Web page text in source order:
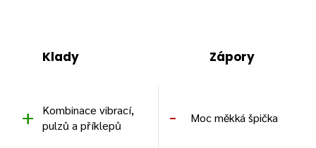
Klady Zápory
Kombinace vibrací,
pulzů a příklepů
Moc měkká špička